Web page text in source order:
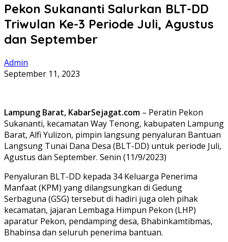
Pekon Sukananti Salurkan BLT-DD
Triwulan Ke-3 Periode Juli, Agustus
dan September
Admin
September 11, 2023
Lampung Barat, KabarSejagat.com – Peratin Pekon
Sukananti, kecamatan Way Tenong, kabupaten Lampung
Barat, Alfi Yulizon, pimpin langsung penyaluran Bantuan
Langsung Tunai Dana Desa (BLT-DD) untuk periode Juli,
Agustus dan September. Senin (11/9/2023)
Penyaluran BLT-DD kepada 34 Keluarga Penerima
Manfaat (KPM) yang dilangsungkan di Gedung
Serbaguna (GSG) tersebut di hadiri juga oleh pihak
kecamatan, jajaran Lembaga Himpun Pekon (LHP)
aparatur Pekon, pendamping desa, Bhabinkamtibmas,
Bhabinsa dan seluruh penerima bantuan.